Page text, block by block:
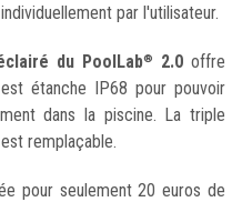
par l'utilisateur.
du PoolLab® 2.0 offre
étanche IP68 pour pouvoir
dans la piscine. La triple
remplaçable.
pour seulement 20 euros de